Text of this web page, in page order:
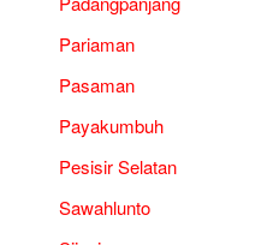
Pariaman
Pasaman
Payakumbuh
Pesisir Selatan
Sawahlunto